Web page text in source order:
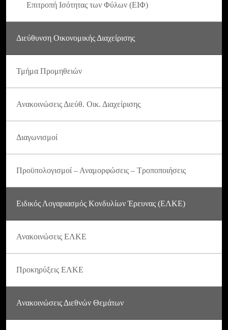
Επιτροπή Ισότητας των Φύλων (ΕΙΦ)
Διεύθυνση Οικονομικής Διαχείρισης
Τμήμα Προμηθειών
Ανακοινώσεις Διεύθ. Οικ. Διαχείρισης
Διαγωνισμοί
Προϋπολογισμοί – Αναμορφώσεις – Τροποποιήσεις
Ειδικός Λογαριασμός Κονδυλίων Έρευνας (ΕΛΚΕ)
Ανακοινώσεις ΕΛΚΕ
Προκηρύξεις ΕΛΚΕ
Ανακοινώσεις Διεθνών Θεμάτων